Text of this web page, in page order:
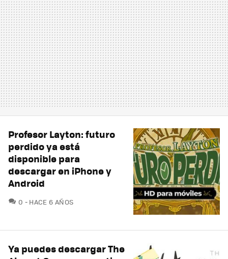
Profesor Layton: futuro
perdido ya está
disponible para
descargar en iPhone y
Android
0 COMENTARIOS
HACE 6 AÑOS
Ya puedes descargar The